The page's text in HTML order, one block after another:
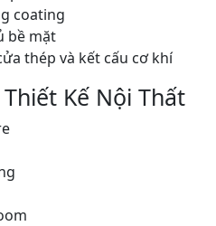
coating
bề mặt
thép và kết cấu cơ khí
Kế Nội Thất